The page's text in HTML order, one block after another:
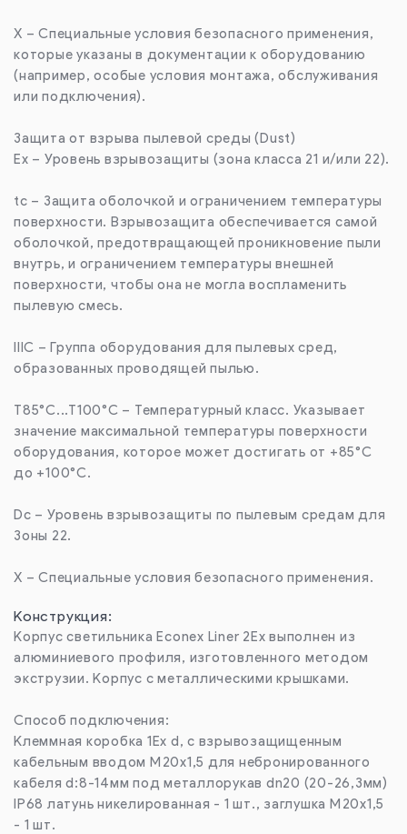
X – Специальные условия безопасного применения,
которые указаны в документации к оборудованию
(например, особые условия монтажа, обслуживания
или подключения).
Защита от взрыва пылевой среды (Dust)
Ex – Уровень взрывозащиты (зона класса 21 и/или 22).
tc – Защита оболочкой и ограничением температуры
поверхности. Взрывозащита обеспечивается самой
оболочкой, предотвращающей проникновение пыли
внутрь, и ограничением температуры внешней
поверхности, чтобы она не могла воспламенить
пылевую смесь.
IIIC – Группа оборудования для пылевых сред,
образованных проводящей пылью.
T85°C...T100°C – Температурный класс. Указывает
значение максимальной температуры поверхности
оборудования, которое может достигать от +85°C
до +100°C.
Dc – Уровень взрывозащиты по пылевым средам для
Зоны 22.
X – Специальные условия безопасного применения.
Конструкция:
Корпус светильника Econex Liner 2Ex выполнен из
алюминиевого профиля, изготовленного методом
экструзии. Корпус с металлическими крышками.
Способ подключения:
Клеммная коробка 1Ех d, с взрывозащищенным
кабельным вводом М20х1,5 для небронированного
кабеля d:8-14мм под металлорукав dn20 (20-26,3мм)
IP68 латунь никелированная - 1 шт., заглушка М20х1,5
- 1 шт.